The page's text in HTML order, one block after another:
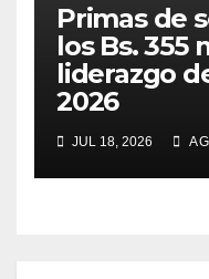
Primas de
los Bs. 355
liderazgo
2026
JUL 18, 2026